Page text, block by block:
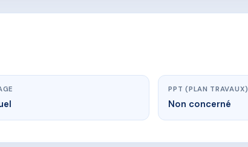
PPT (PLAN TRAVAUX)
Non concerné